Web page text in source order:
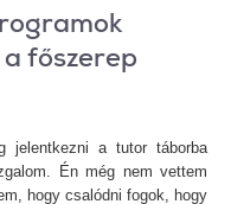
főszerep
jelentkezni a tutor táborba
Én még nem vettem
hogy csalódni fogok, hogy